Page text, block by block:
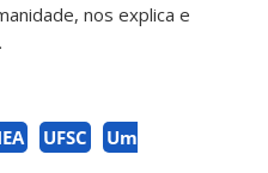
nos explica e
UFSC
Um